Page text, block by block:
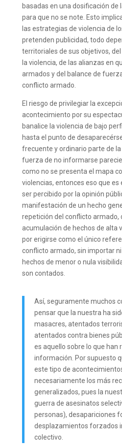
basadas en una dosificación de
para que no se note. Esto
las estrategias de violencia de
pretenden publicidad, todo
territoriales de sus objetivos,
la violencia, de las alianzas en
armados y del balance de
conflicto armado.
El riesgo de privilegiar la
acontecimiento por su
banalice la violencia de bajo
hasta el punto de
frecuente y ordinario parte de
fuerza de no informarse
como no se presenta el mapa
violencias, entonces eso que
ser percibido por la opinión
manifestación de un hecho
repetición del conflicto armado,
acumulación de hechos de alta
por erigirse como el único
conflicto armado, sin importar
hechos de menor o nula
son contados.
Así, seguramente muchos
pensar que la nuestra ha
masacres, atentados
atentados contra bienes
es aquello sobre lo que han
información. Por supuesto
este tipo de
necesariamente los más
generalizados, pues la
guerra de asesinatos
personas), desapariciones
desplazamientos forzados
colectivo.